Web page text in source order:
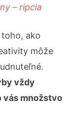
– ripcia
ako
môže
vždy
vás množstvo